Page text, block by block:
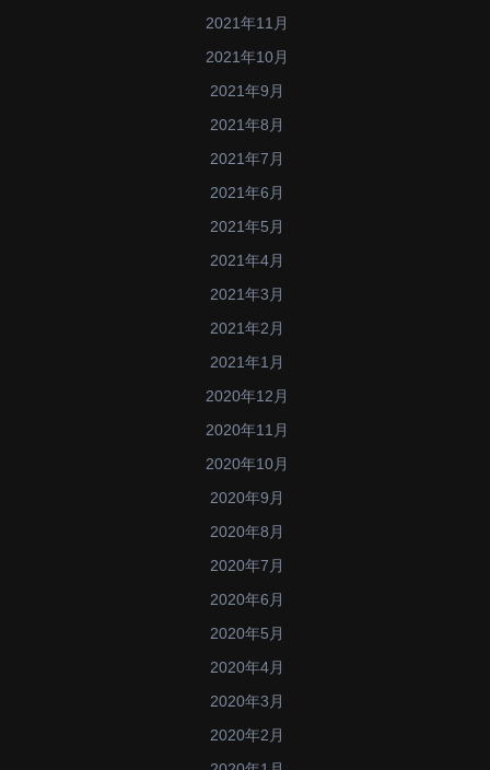
2021年11月
2021年10月
2021年9月
2021年8月
2021年7月
2021年6月
2021年5月
2021年4月
2021年3月
2021年2月
2021年1月
2020年12月
2020年11月
2020年10月
2020年9月
2020年8月
2020年7月
2020年6月
2020年5月
2020年4月
2020年3月
2020年2月